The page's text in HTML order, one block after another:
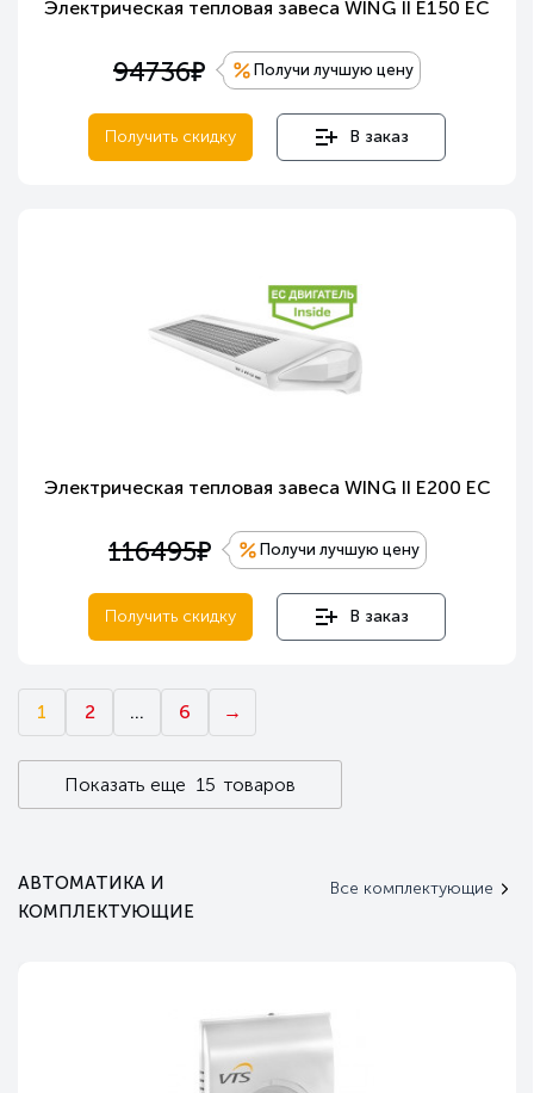
Электрическая тепловая завеса WING II E150 EC
94736е Получи лучшую цену
Получить скидку В заказ
Электрическая тепловая завеса WING II E200 EC
116495е Получи лучшую цену
Получить скидку В заказ
1 2 ... 6 →
Показать еще 15 товаров
АВТОМАТИКА И
КОМПЛЕКТУЮЩИЕ
Все комплектующие